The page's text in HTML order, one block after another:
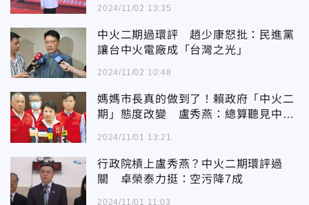
2024/11/02 13:35
中火二期過環評 趙少康怒批：民進黨
讓台中火電廠成「台灣之光」
2024/11/02 10:48
媽媽市長真的做到了！賴政府「中火二
期」態度改變 盧秀燕：總算聽見中部
2024/11/01 13:21
行政院槓上盧秀燕？中火二期環評過
關 卓榮泰力挺：空污降7成
2024/11/01 11:03